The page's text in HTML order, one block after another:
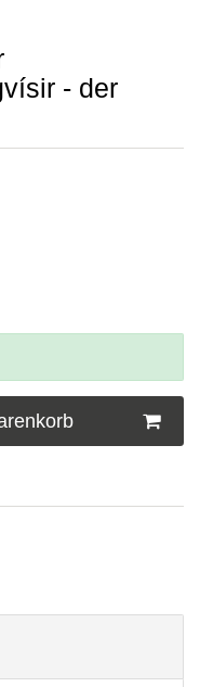
- der